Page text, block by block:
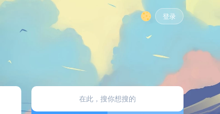
登录